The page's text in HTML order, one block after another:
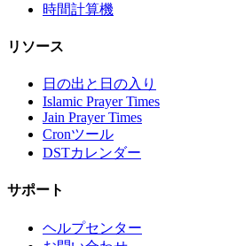
時間計算機
リソース
日の出と日の入り
Islamic Prayer Times
Jain Prayer Times
Cronツール
DSTカレンダー
サポート
ヘルプセンター